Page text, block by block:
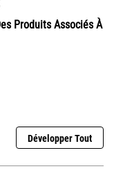
Produits Associés À
Développer Tout